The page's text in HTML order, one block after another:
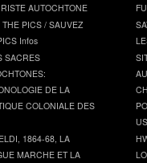
AUTOCHTONE
THE PICS / SAUVEZ
Infos
SACRES
DE LA
COLONIALE DES
1864-68, LA
MARCHE ET LA